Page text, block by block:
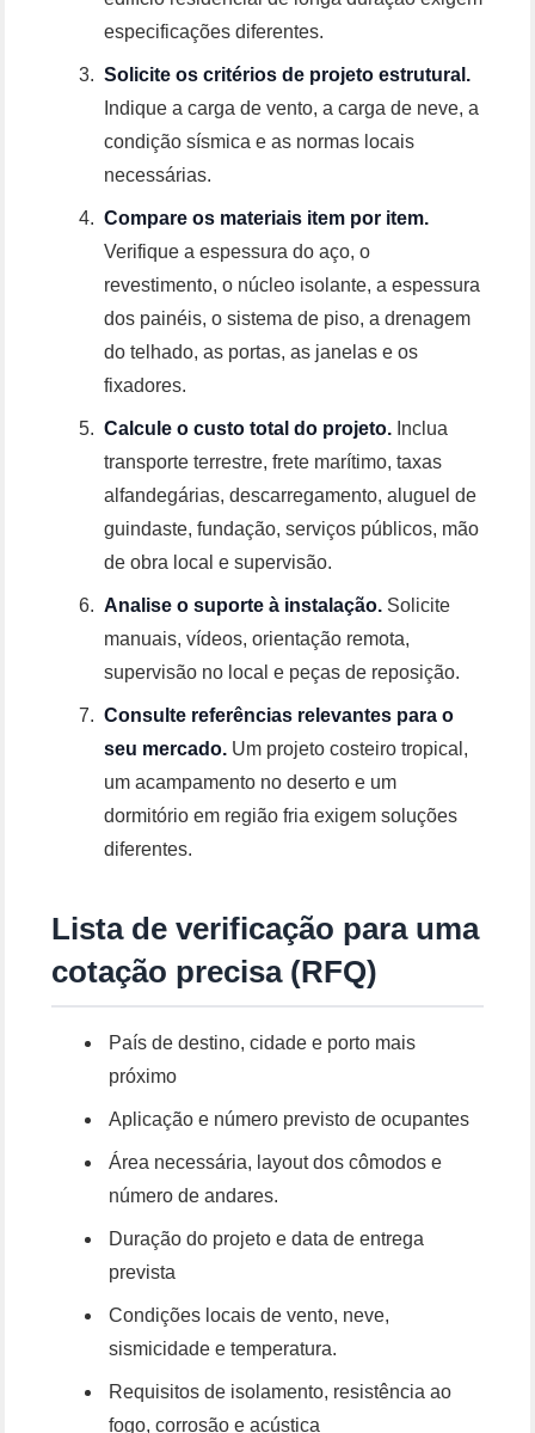
especificações diferentes.
Solicite os critérios de projeto estrutural.
Indique a carga de vento, a carga de neve, a
condição sísmica e as normas locais
necessárias.
Compare os materiais item por item.
Verifique a espessura do aço, o
revestimento, o núcleo isolante, a espessura
dos painéis, o sistema de piso, a drenagem
do telhado, as portas, as janelas e os
fixadores.
Calcule o custo total do projeto. Inclua
transporte terrestre, frete marítimo, taxas
alfandegárias, descarregamento, aluguel de
guindaste, fundação, serviços públicos, mão
de obra local e supervisão.
Analise o suporte à instalação. Solicite
manuais, vídeos, orientação remota,
supervisão no local e peças de reposição.
Consulte referências relevantes para o
seu mercado. Um projeto costeiro tropical,
um acampamento no deserto e um
dormitório em região fria exigem soluções
diferentes.
Lista de verificação para uma
cotação precisa (RFQ)
País de destino, cidade e porto mais
próximo
Aplicação e número previsto de ocupantes
Área necessária, layout dos cômodos e
número de andares.
Duração do projeto e data de entrega
prevista
Condições locais de vento, neve,
sismicidade e temperatura.
Requisitos de isolamento, resistência ao
fogo, corrosão e acústica